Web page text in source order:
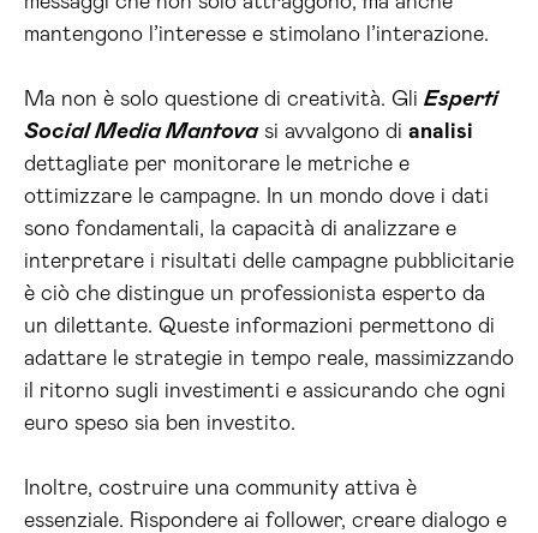
mantengono l’interesse e stimolano l’interazione.
Ma non è solo questione di creatività. Gli Esperti
Social Media Mantovasi avvalgono di analisi
dettagliate per monitorare le metriche e
ottimizzare le campagne. In un mondo dove i dati
sono fondamentali, la capacità di analizzare e
interpretare i risultati delle campagne pubblicitarie
è ciò che distingue un professionista esperto da
un dilettante. Queste informazioni permettono di
adattare le strategie in tempo reale, massimizzando
il ritorno sugli investimenti e assicurando che ogni
euro speso sia ben investito.
Inoltre, costruire una community attiva è
essenziale. Rispondere ai follower, creare dialogo e